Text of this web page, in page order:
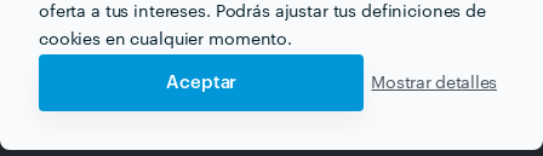
oferta a tus intereses. Podrás ajustar tus definiciones de
cookies en cualquier momento.
Aceptar Mostrar detalles
Terapia de Parejas en valencia